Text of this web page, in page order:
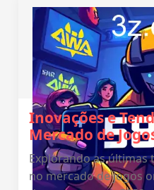
Inovações e
Mercado de
Explorando as últimas
no mercado de jogos